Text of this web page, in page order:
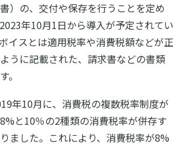
書）の、交付や保存を行うことを定め
年10月1日から導入が予定されてい
イスとは適用税率や消費税額などが正
うに記載された、請求書などの書類
。
年10月に、消費税の複数税率制度が
と10％の2種類の消費税率が併存す
ました。これにより、消費税率が8%